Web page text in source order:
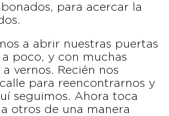
para acercar la
a abrir nuestras puertas
poco, y con muchas
vernos. Recién nos
para reencontrarnos y
seguimos. Ahora toca
otros de una manera